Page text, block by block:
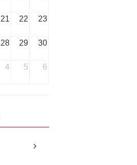
21 22 23
28 29 30
4 5 6